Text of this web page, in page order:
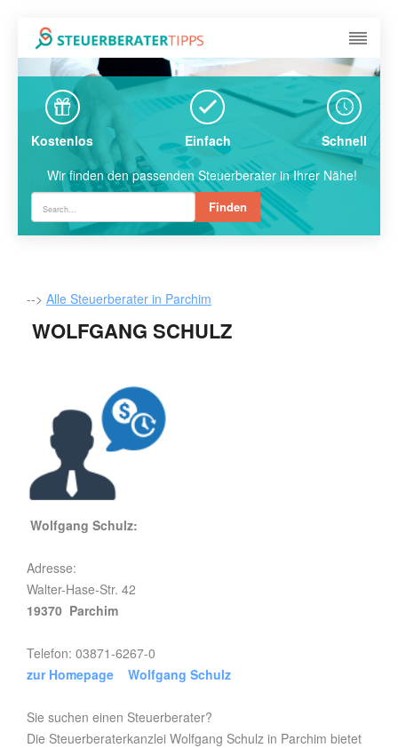
Kostenlos Einfach
Schnell
Wir finden den passenden Steuerberater in Ihrer Nähe!
Finden
--> Alle Steuerberater in Parchim
WOLFGANG SCHULZ
Wolfgang Schulz:
Adresse:
Walter-Hase-Str. 42
19370 Parchim
Telefon: 03871-6267-0
zur Homepage Wolfgang Schulz
Sie suchen einen Steuerberater?
Die Steuerberaterkanzlei Wolfgang Schulz in Parchim bietet